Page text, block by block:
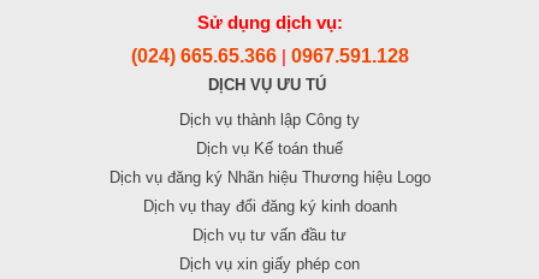
Sử dụng dịch vụ:
(024) 665.65.366 0967.591.128
DỊCH VỤ ƯU TÚ
Dịch vụ thành lập Công ty
Dịch vụ Kế toán thuế
Dịch vụ đăng ký Nhãn hiệu Thương hiệu Logo
Dịch vụ thay đổi đăng ký kinh doanh
Dịch vụ tư vấn đầu tư
Dịch vụ xin giấy phép con